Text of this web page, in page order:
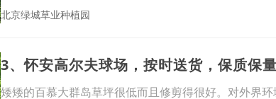
北京绿城草业种植园
3、怀安高尔夫球场，按时送货，保质保量
矮矮的百慕大群岛草坪很低而且修剪得很好。对外界